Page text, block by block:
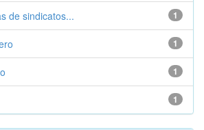
1
de sindicatos...
1
1
1